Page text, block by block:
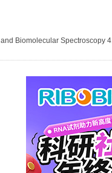
Biomolecular Spectroscopy